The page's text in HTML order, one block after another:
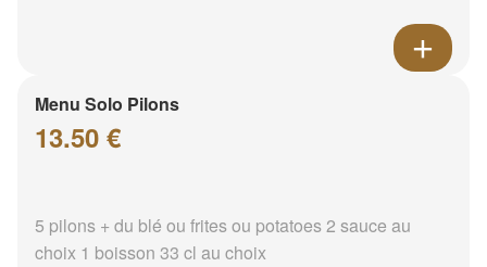
Menu Solo Pilons
13.50 €
5 pilons + du blé ou frites ou potatoes 2 sauce au
choix 1 boisson 33 cl au choix